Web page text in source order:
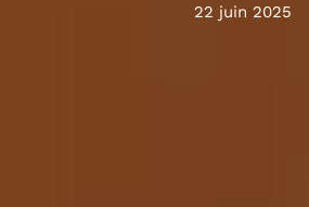
22 juin 2025